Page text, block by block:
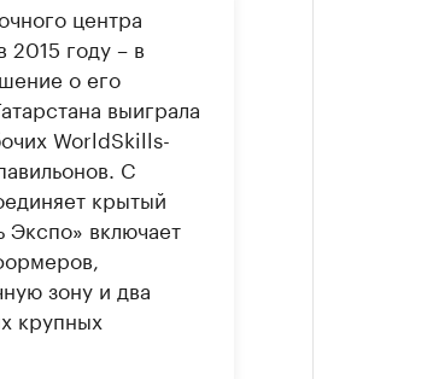
центра
2015 году – в
о его
выиграла
WorldSkills-
С
крытый
Экспо» включает
зону и два
крупных